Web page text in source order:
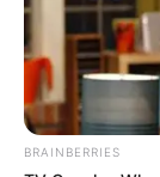
BRAINBERRIES